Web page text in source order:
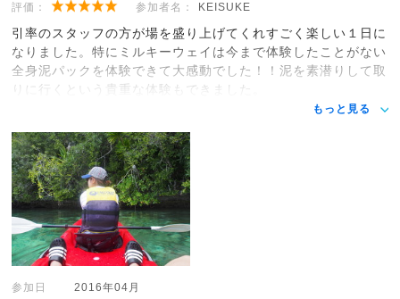
評価： 参加者名： KEISUKE
引率のスタッフの方が場を盛り上げてくれすごく楽しい１日に
なりました。特にミルキーウェイは今まで体験したことがない
全身泥パックを体験できて大感動でした！！泥を素潜りして取
りに行くという貴重な体験もできました。
もっと見る
参加日
2016年04月